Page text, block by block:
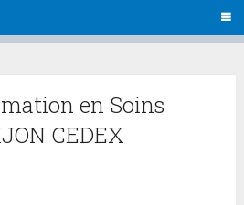
en Soins
CEDEX